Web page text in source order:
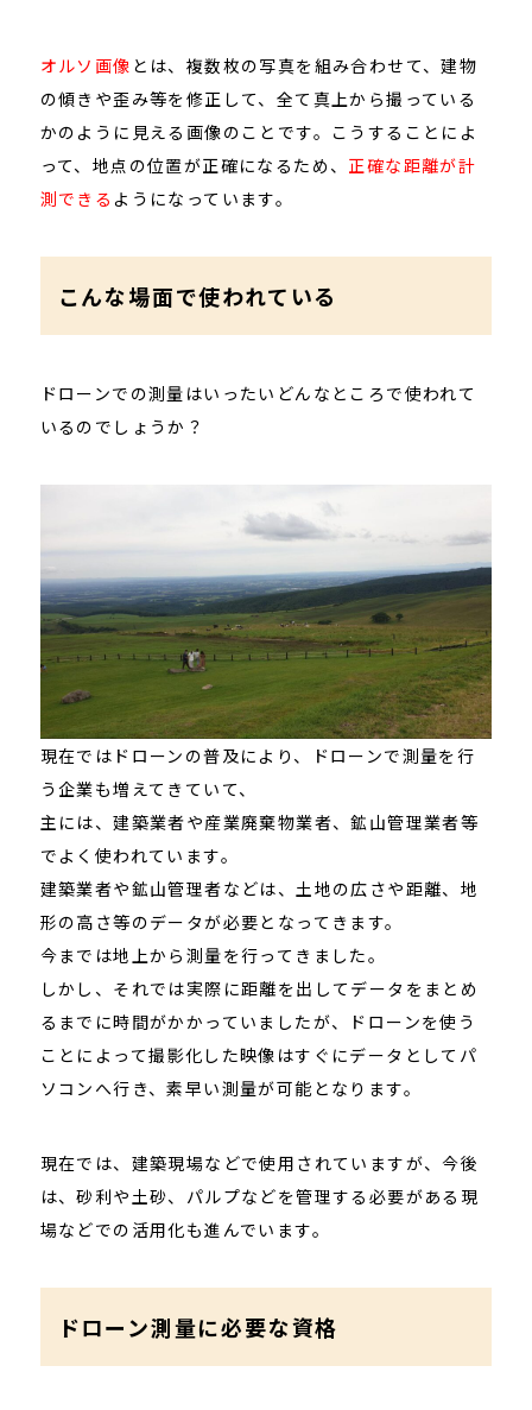
オルソ画像 とは、複数枚の写真を組み合わせて、建物
の傾きや歪み等を修正して、全て真上から撮っている
かのように見える画像のことです。こうすることによ
って、地点の位置が正確になるため、 正確な距離が計
測できる ようになっています。
こんな場面で使われている
ドローンでの測量はいったいどんなところで使われて
いるのでしょうか？
現在ではドローンの普及により、ドローンで測量を行
う企業も増えてきていて、
主には、建築業者や産業廃棄物業者、鉱山管理業者等
でよく使われています。
建築業者や鉱山管理者などは、土地の広さや距離、地
形の高さ等のデータが必要となってきます。
今までは地上から測量を行ってきました。
しかし、それでは実際に距離を出してデータをまとめ
るまでに時間がかかっていましたが、ドローンを使う
ことによって撮影化した映像はすぐにデータとしてパ
ソコンへ行き、素早い測量が可能となります。
現在では、建築現場などで使用されていますが、今後
は、砂利や土砂、パルプなどを管理する必要がある現
場などでの活用化も進んでいます。
ドローン測量に必要な資格